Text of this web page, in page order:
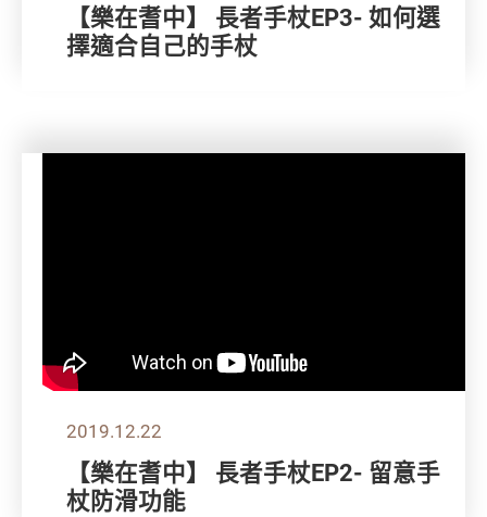
【樂在耆中】 長者手杖EP3- 如何選
擇適合自己的手杖
2019.12.22
【樂在耆中】 長者手杖EP2- 留意手
杖防滑功能